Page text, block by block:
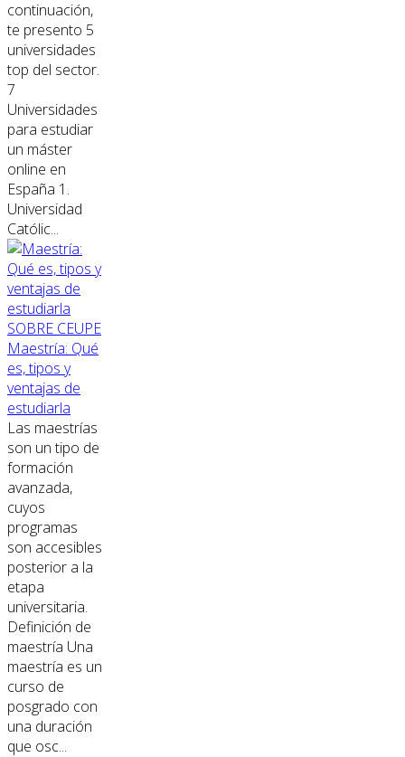
continuación,
te presento 5
universidades
top del sector.
7
Universidades
para estudiar
un máster
online en
España 1.
Universidad
Católic...
SOBRE CEUPE
Maestría: Qué
es, tipos y
ventajas de
estudiarla
Las maestrías
son un tipo de
formación
avanzada,
cuyos
programas
son accesibles
posterior a la
etapa
universitaria.
Definición de
maestría Una
maestría es un
curso de
posgrado con
una duración
que osc...